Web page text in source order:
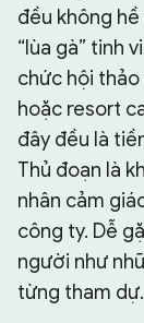
đều không
“lùa gà” tinh
chức hội thảo
hoặc resort
đây đều là
Thủ đoạn là
nhân cảm
công ty. Dễ
người như
từng tham dự.